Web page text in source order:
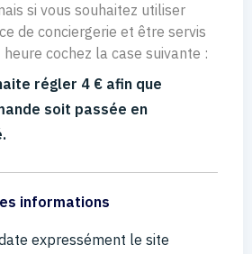
si vous souhaitez utiliser
de conciergerie et être servis
cochez la case suivante :
régler 4 € afin que
soit passée en
informations
expressément le site